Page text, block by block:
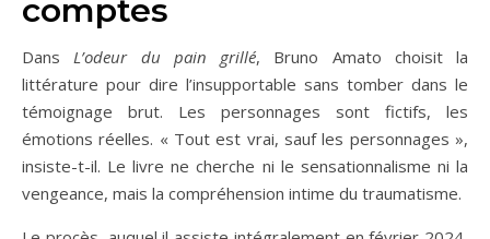
comptes
DansL’odeur du pain grillé, Bruno Amato choisit la
littérature pour dire l’insupportable sans tomber dans le
témoignage brut. Les personnages sont fictifs, les
émotions réelles. « Tout est vrai, sauf les personnages »,
insiste-t-il. Le livre ne cherche ni le sensationnalisme ni la
vengeance, mais la compréhension intime du traumatisme.